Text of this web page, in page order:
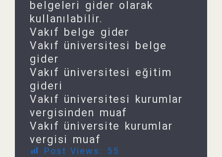
belgeleri gider olarak
kullanılabilir.
Vakıf belge gider
Vakıf üniversitesi belge
gider
Vakıf üniversitesi eğitim
gideri
Vakıf üniversitesi kurumlar
vergisinden muaf
Vakıf üniversite kurumlar
vergisi muaf
Post Views: 55